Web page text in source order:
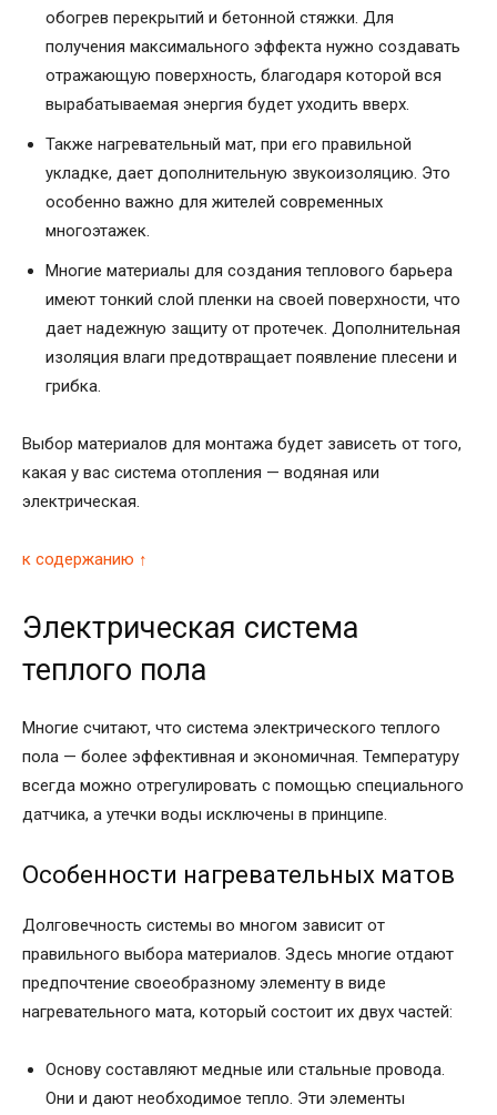
обогрев перекрытий и бетонной стяжки. Для
получения максимального эффекта нужно создавать
отражающую поверхность, благодаря которой вся
вырабатываемая энергия будет уходить вверх.
Также нагревательный мат, при его правильной
укладке, дает дополнительную звукоизоляцию. Это
особенно важно для жителей современных
многоэтажек.
Многие материалы для создания теплового барьера
имеют тонкий слой пленки на своей поверхности, что
дает надежную защиту от протечек. Дополнительная
изоляция влаги предотвращает появление плесени и
грибка.
Выбор материалов для монтажа будет зависеть от того,
какая у вас система отопления — водяная или
электрическая.
к содержанию ↑
Электрическая система
теплого пола
Многие считают, что система электрического теплого
пола — более эффективная и экономичная. Температуру
всегда можно отрегулировать с помощью специального
датчика, а утечки воды исключены в принципе.
Особенности нагревательных матов
Долговечность системы во многом зависит от
правильного выбора материалов. Здесь многие отдают
предпочтение своеобразному элементу в виде
нагревательного мата, который состоит их двух частей:
Основу составляют медные или стальные провода.
Они и дают необходимое тепло. Эти элементы